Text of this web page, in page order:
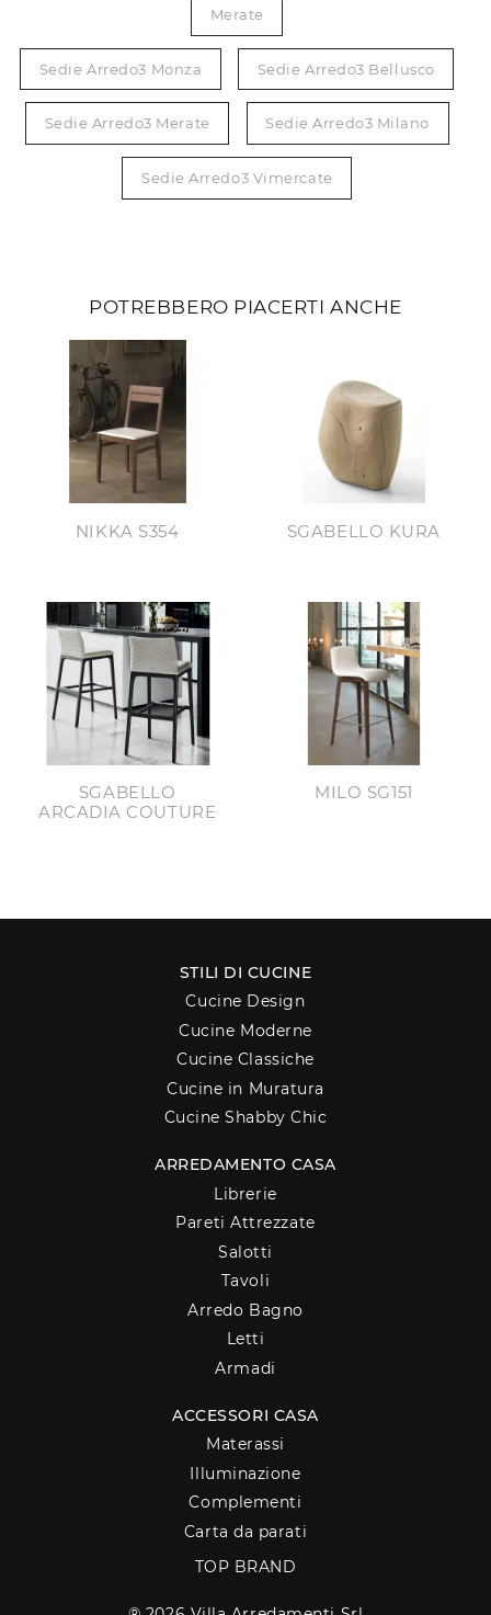
Merate
Sedie Arredo3 Monza Sedie Arredo3 Bellusco
Sedie Arredo3 Merate Sedie Arredo3 Milano
Sedie Arredo3 Vimercate
POTREBBERO PIACERTI ANCHE
NIKKA S354 SGABELLO KURA
SGABELLO
ARCADIA COUTURE
MILO SG151
STILI DI CUCINE
Cucine Design
Cucine Moderne
Cucine Classiche
Cucine in Muratura
Cucine Shabby Chic
ARREDAMENTO CASA
Librerie
Pareti Attrezzate
Salotti
Tavoli
Arredo Bagno
Letti
Armadi
ACCESSORI CASA
Materassi
Illuminazione
Complementi
Carta da parati
TOP BRAND